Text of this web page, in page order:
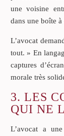
une voisine
dans une boîte à
L’avocat
tout. » En
captures
morale très
3. LES
QUI NE
L’avocat a